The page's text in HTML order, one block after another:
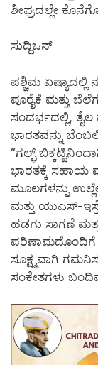
ಶೀಘ್ರದಲ್ಲೇ
ಸುದ್ದಿಒನ್
ಪಶ್ಚಿಮ ಏಷ್ಯಾದಲ್ಲಿ
ಪೂರೈಕೆ ಮತ್ತು
ಸಂದರ್ಭದಲ್ಲಿ,
ಭಾರತವನ್ನು
“ಗಲ್ಫ್
ಭಾರತಕ್ಕೆ ಸಹಾಯ
ಮೂಲಗಳನ್ನು
ಮತ್ತು ಯುಎಸ್-
ಹಡಗು ಸಾಗಣೆ
ಪರಿಣಾಮದೊಂದಿಗೆ
ಸೂಕ್ಷ್ಮವಾಗಿ
ಸಂಕೇತಗಳು